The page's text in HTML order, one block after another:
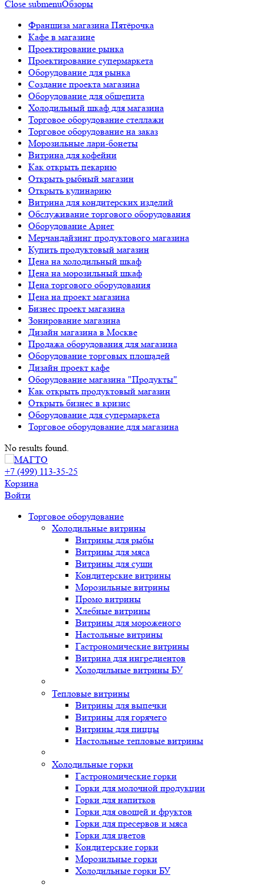
Close submenuОбзоры
Франшиза магазина Пятёрочка
Кафе в магазине
Проектирование рынка
Проектирование супермаркета
Оборудование для рынка
Создание проекта магазина
Оборудование для общепита
Холодильный шкаф для магазина
Торговое оборудование стеллажи
Торговое оборудование на заказ
Морозильные лари-бонеты
Витрина для кофейни
Как открыть пекарню
Открыть рыбный магазин
Открыть кулинарию
Витрина для кондитерских изделий
Обслуживание торгового оборудования
Оборудование Арнег
Мерчандайзинг продуктового магазина
Купить продуктовый магазин
Цена на холодильный шкаф
Цена на морозильный шкаф
Цена торгового оборудования
Цена на проект магазина
Бизнес проект магазина
Зонирование магазина
Дизайн магазина в Москве
Продажа оборудования для магазина
Оборудование торговых площадей
Дизайн проект кафе
Оборудование магазина "Продукты"
Как открыть продуктовый магазин
Открыть бизнес в кризис
Оборудование для супермаркета
Торговое оборудование для магазина
No results found.
+7 (499) 113-35-25
Корзина
Войти
Свернуть/
развернуть
Торговое оборудованиe
Холодильные витрины
Витрины для рыбы
Витрины для мяса
Витрины для суши
Кондитерские витрины
Морозильные витрины
Промо витрины
Хлебные витрины
Витрины для мороженого
Настольные витрины
Гастрономические витрины
Витрина для ингредиентов
Холодильные витрины БУ
Тепловые витрины
Витрины для выпечки
Витрины для горячего
Витрины для пиццы
Настольные тепловые витрины
Холодильные горки
Гастрономические горки
Горки для молочной продукции
Горки для напитков
Горки для овощей и фруктов
Горки для пресервов и мяса
Горки для цветов
Кондитерские горки
Морозильные горки
Холодильные горки БУ